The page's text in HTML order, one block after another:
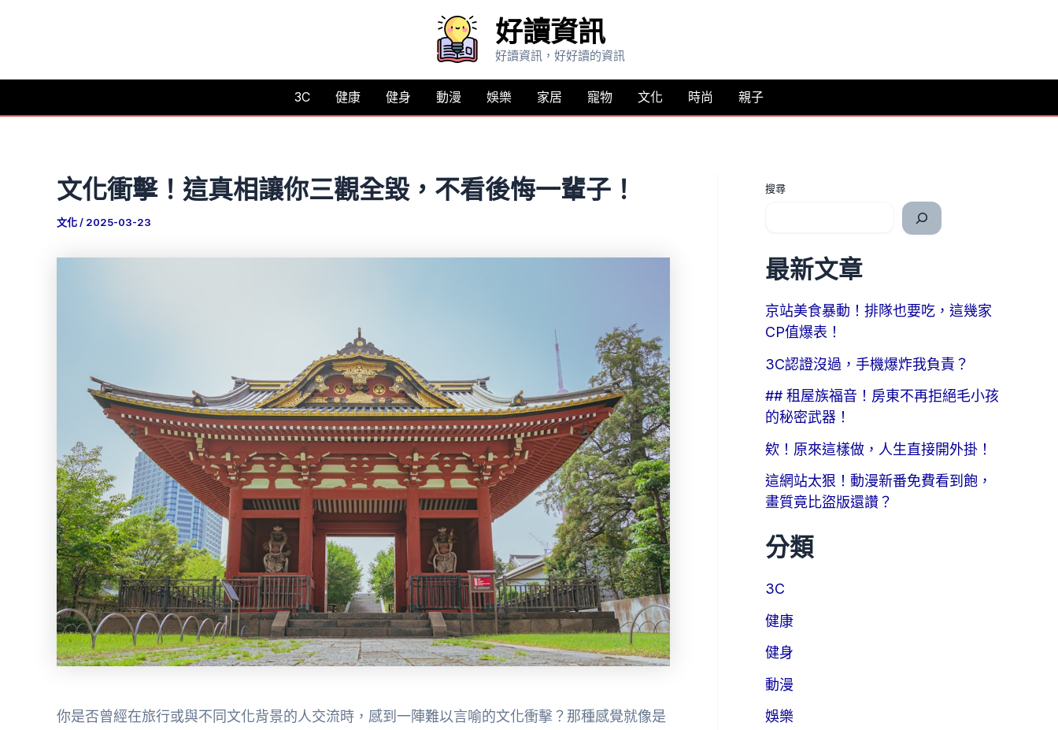
要
好讀資訊
好讀資訊，好好讀的資訊
3C 健康 健身 動漫 娛樂 家居 寵物 文化 時尚 親子
文化衝擊！這真相讓你三觀全毀，不看後悔一輩子！
文化/ 2025-03-23
你是否曾經在旅行或與不同文化背景的人交流時，感到一陣難以言喻的文化衝擊？那種感覺就像是
搜尋
最新文章
京站美食暴動！排隊也要吃，這幾家
CP值爆表！
3C認證沒過，手機爆炸我負責？
## 租屋族福音！房東不再拒絕毛小孩
的秘密武器！
欸！原來這樣做，人生直接開外掛！
這網站太狠！動漫新番免費看到飽，
畫質竟比盜版還讚？
分類
3C
健康
健身
動漫
娛樂